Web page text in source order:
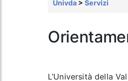
Univda > Servizi
L’Università della